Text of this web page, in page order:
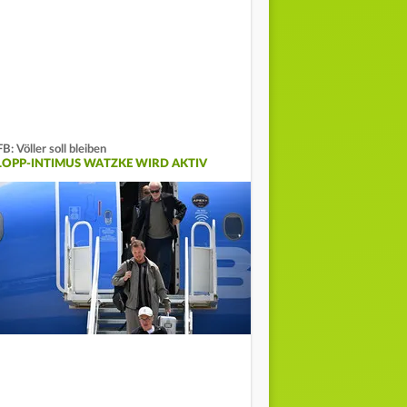
Völler soll bleiben
INTIMUS WATZKE WIRD AKTIV